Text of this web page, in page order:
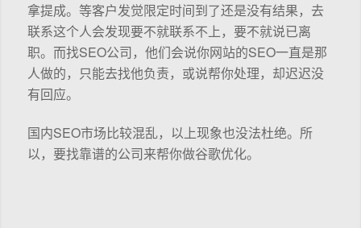
拿提成。等客户发觉限定时间到了还是没有结果，去
联系这个人会发现要不就联系不上，要不就说已离
职。而找SEO公司，他们会说你网站的SEO一直是那
人做的，只能去找他负责，或说帮你处理，却迟迟没
有回应。
国内SEO市场比较混乱，以上现象也没法杜绝。所
以，要找靠谱的公司来帮你做谷歌优化。